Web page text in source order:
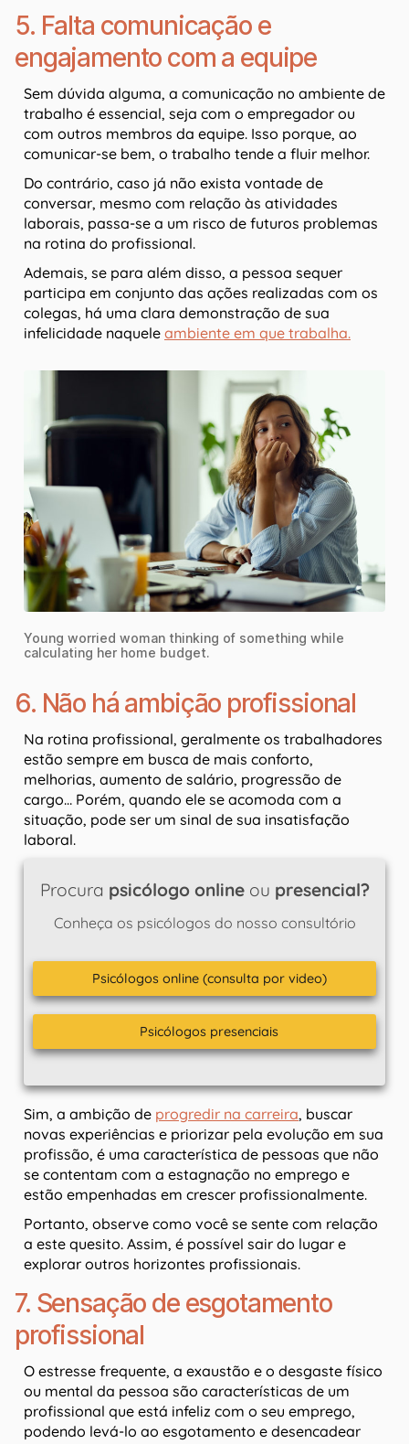
5. Falta comunicação e
engajamento com a equipe
Sem dúvida alguma, a comunicação no ambiente de
trabalho é essencial, seja com o empregador ou
com outros membros da equipe. Isso porque, ao
comunicar-se bem, o trabalho tende a fluir melhor.
Do contrário, caso já não exista vontade de
conversar, mesmo com relação às atividades
laborais, passa-se a um risco de futuros problemas
na rotina do profissional.
Ademais, se para além disso, a pessoa sequer
participa em conjunto das ações realizadas com os
colegas, há uma clara demonstração de sua
infelicidade naquele ambiente em que trabalha.
Young worried woman thinking of something while
calculating her home budget.
6. Não há ambição profissional
Na rotina profissional, geralmente os trabalhadores
estão sempre em busca de mais conforto,
melhorias, aumento de salário, progressão de
cargo… Porém, quando ele se acomoda com a
situação, pode ser um sinal de sua insatisfação
laboral.
Procura psicólogo onlineou presencial?
Conheça os psicólogos do nosso consultório
Psicólogos online (consulta por video)
Psicólogos presenciais
Sim, a ambição de progredir na carreira, buscar
novas experiências e priorizar pela evolução em sua
profissão, é uma característica de pessoas que não
se contentam com a estagnação no emprego e
estão empenhadas em crescer profissionalmente.
Portanto, observe como você se sente com relação
a este quesito. Assim, é possível sair do lugar e
explorar outros horizontes profissionais.
7. Sensação de esgotamento
profissional
O estresse frequente, a exaustão e o desgaste físico
ou mental da pessoa são características de um
profissional que está infeliz com o seu emprego,
podendo levá-lo ao esgotamento e desencadear